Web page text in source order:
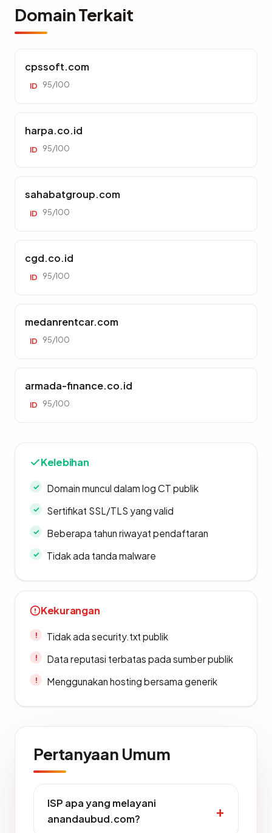
Domain Terkait
cpssoft.com
ID 95/100
harpa.co.id
ID 95/100
sahabatgroup.com
ID 95/100
cgd.co.id
ID 95/100
medanrentcar.com
ID 95/100
armada-finance.co.id
ID 95/100
Kelebihan
Domain muncul dalam log CT publik
Sertifikat SSL/TLS yang valid
Beberapa tahun riwayat pendaftaran
Tidak ada tanda malware
Kekurangan
Tidak ada security.txt publik
Data reputasi terbatas pada sumber publik
Menggunakan hosting bersama generik
Pertanyaan Umum
ISP apa yang melayani
anandaubud.com?